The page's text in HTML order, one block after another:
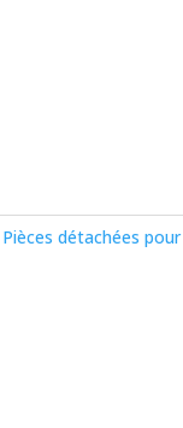
Pièces détachées pour